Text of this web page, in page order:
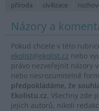
příroda civilizace
Názory a
Pokud chcete v této
ekolist@ekolist.cz nebo
právo nezveřejnit názory
nebo nesrozumitelně
předpokládáme, že
Ekolistu.cz. Všechny zde
jejich autorů, nikoli